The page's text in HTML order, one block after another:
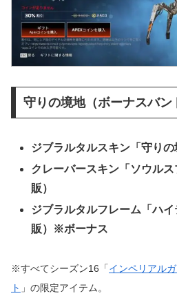
守りの境地（ボーナスバン
ジブラルタルスキン「守りの
クレーバースキン「ソウル
販）
ジブラルタルフレーム「ハ
販）※ボーナス
※すべてシーズン16「インペリアル
ト 」の限定アイテム。